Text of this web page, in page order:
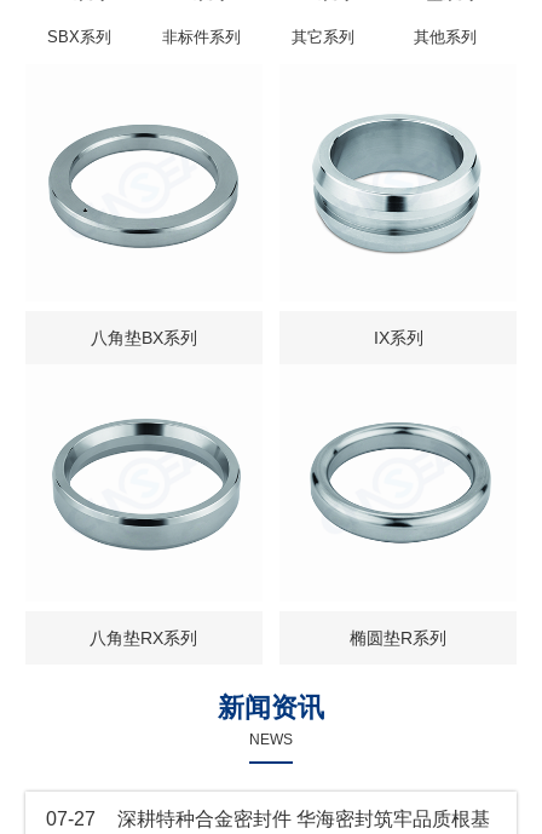
SBX系列 非标件系列 其它系列 其他系列
八角垫BX系列 IX系列
八角垫RX系列 椭圆垫R系列
新闻资讯
NEWS
07-27 深耕特种合金密封件 华海密封筑牢品质根基